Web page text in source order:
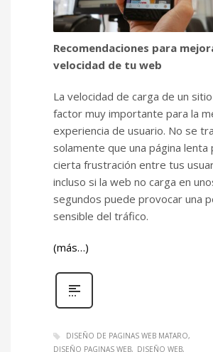
Recomendaciones para
velocidad de tu web
La velocidad de carga de un
factor muy importante para la
experiencia de usuario. No se
solamente que una página lenta
cierta frustración entre tus
incluso si la web no carga en
segundos puede provocar una
sensible del tráfico.
(más…)
DISEÑO DE PAGINAS WEB MATARO
DISEÑO PAGINAS WEB
DISEÑO WEB